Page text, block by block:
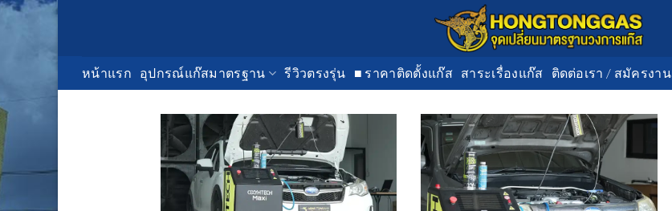
Skip
หน้าแรก
อุปกรณ์แก๊สมาตรฐาน รีวิวตรงรุ่น ■ ราคาติดตั้งแก๊ส สาระเรื่องแก๊ส ติดต่อเรา / สมัครงาน